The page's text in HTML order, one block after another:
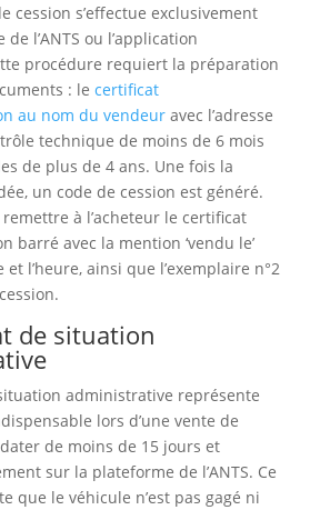
cession s’effectue exclusivement
l’ANTS ou l’application
procédure requiert la préparation
: le certificat
au nom du vendeuravec l’adresse
technique de moins de 6 mois
de plus de 4 ans. Une fois la
un code de cession est généré.
à l’acheteur le certificat
barré avec la mention ‘vendu le’
l’heure, ainsi que l’exemplaire n°2
de situation
administrative représente
lors d’une vente de
de moins de 15 jours et
sur la plateforme de l’ANTS. Ce
que le véhicule n’est pas gagé ni